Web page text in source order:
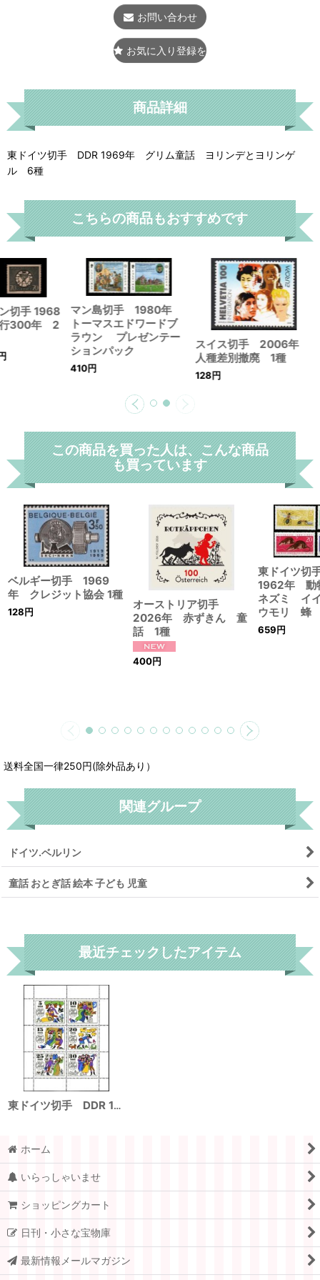
お問い合わせ
お気に入り登録をする
商品詳細
東ドイツ切手 DDR 1969年 グリム童話 ヨリンデとヨリンゲ
ル 6種
こちらの商品もおすすめです
切手 1968
300年 2
マン島切手 1980年
トーマスエドワードブ
ラウン プレゼンテー
ションパック
410円
スイス切手 2006年
人種差別撤廃 1種
128円
この商品を買った人は、こんな商品
も買っています
ベルギー切手 1969
年 クレジット協会 1種
128円
オーストリア切手
2026年 赤ずきん 童
話 1種
400円
東ドイツ
1962年 動
ネズミ イ
ウモリ 蜂
659円
送料全国一律250円(除外品あり）
関連グループ
ドイツ.ベルリン
童話 おとぎ話 絵本 子ども 児童
最近チェックしたアイテム
東ドイツ切手 DDR 1969年 グリム童話 ヨリンデとヨリンゲル 6種
ホーム
いらっしゃいませ
ショッピングカート
日刊・小さな宝物庫
最新情報メールマガジン